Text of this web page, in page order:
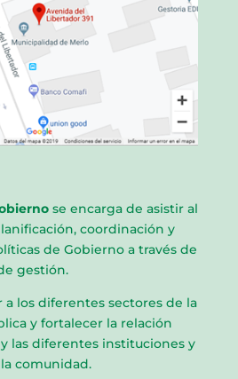
se encarga de asistir al
coordinación y
de Gobierno a través de
gestión.
a los diferentes sectores de la
y fortalecer la relación
las diferentes instituciones y
comunidad.